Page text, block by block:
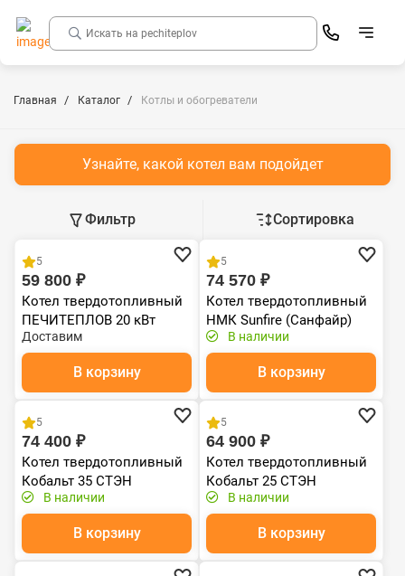
Главная Каталог Котлы и обогреватели
Узнайте, какой котел вам подойдет
Фильтр Сортировка
5
59 800 ₽
Котел твердотопливный
ПЕЧИТЕПЛОВ 20 кВт
Доставим
В корзину
Хит продаж
5
74 570 ₽
Котел твердотопливный
НМК Sunfire (Санфайр)
22кВтВ наличии
В корзину
Хит продаж
5
74 400 ₽
Котел твердотопливный
Кобальт 35 СТЭН
В наличии
В корзину
Хит продаж
5
64 900 ₽
Котел твердотопливный
Кобальт 25 СТЭН
В наличии
В корзину
Хит продаж Хит продаж